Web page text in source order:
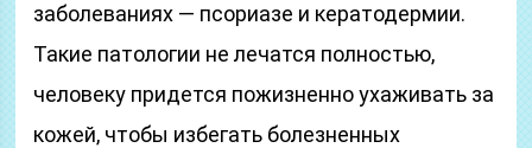
заболеваниях — псориазе и кератодермии.
Такие патологии не лечатся полностью,
человеку придется пожизненно ухаживать за
кожей, чтобы избегать болезненных